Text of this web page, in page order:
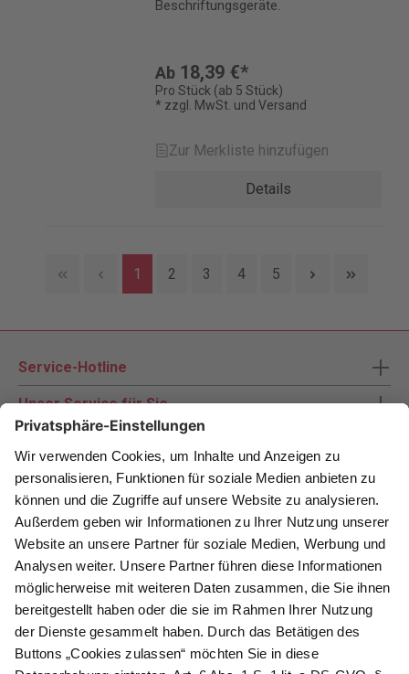
Beschriftungsgeräte.
Ab 18,39 €*
Pro Stück (ab 5 Stück)
* zzgl. MwSt. und Versand
Zur Merkliste hinzufügen
Details
1 2 3 4 5
Service-Hotline
Unser Service für Sie
Zahlungsarten
Newsletter abonnieren
Als Dankeschön für Ihr D&K Newsletter-Abo
erhalten Sie ein 10 € -Gutschein:
Das sind Ihre Vorteile